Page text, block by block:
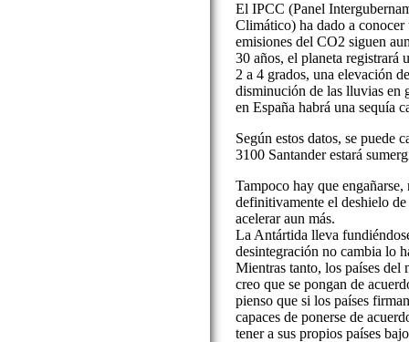
El IPCC (Panel
Climático) ha dado a
emisiones del CO2 siguen
30 años, el planeta registrará
2 a 4 grados, una elevación
disminución de las lluvias en
en España habrá una sequía
Según estos datos, se puede
3100 Santander estará
Tampoco hay que
definitivamente el deshielo
acelerar aun más.
La Antártida lleva
desintegración no cambia lo
Mientras tanto, los países del
creo que se pongan de
pienso que si los países
capaces de ponerse de
tener a sus propios países